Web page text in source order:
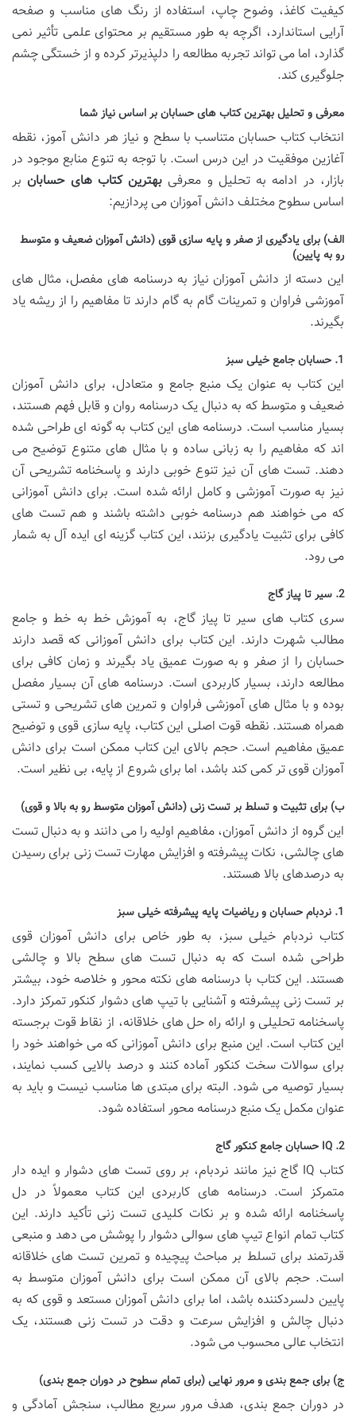
کیفیت کاغذ، وضوح چاپ، استفاده از رنگ های مناسب و صفحه
آرایی استاندارد، اگرچه به طور مستقیم بر محتوای علمی تأثیر نمی
گذارد، اما می تواند تجربه مطالعه را دلپذیرتر کرده و از خستگی چشم
جلوگیری کند.
معرفی و تحلیل بهترین کتاب های حسابان بر اساس نیاز شما
انتخاب کتاب حسابان متناسب با سطح و نیاز هر دانش آموز، نقطه
آغازین موفقیت در این درس است. با توجه به تنوع منابع موجود در
بازار، در ادامه به تحلیل و معرفی بهترین کتاب های حسابان بر
اساس سطوح مختلف دانش آموزان می پردازیم:
الف) برای یادگیری از صفر و پایه سازی قوی (دانش آموزان ضعیف و متوسط
رو به پایین)
این دسته از دانش آموزان نیاز به درسنامه های مفصل، مثال های
آموزشی فراوان و تمرینات گام به گام دارند تا مفاهیم را از ریشه یاد
بگیرند.
1. حسابان جامع خیلی سبز
این کتاب به عنوان یک منبع جامع و متعادل، برای دانش آموزان
ضعیف و متوسط که به دنبال یک درسنامه روان و قابل فهم هستند،
بسیار مناسب است. درسنامه های این کتاب به گونه ای طراحی شده
اند که مفاهیم را به زبانی ساده و با مثال های متنوع توضیح می
دهند. تست های آن نیز تنوع خوبی دارند و پاسخنامه تشریحی آن
نیز به صورت آموزشی و کامل ارائه شده است. برای دانش آموزانی
که می خواهند هم درسنامه خوبی داشته باشند و هم تست های
کافی برای تثبیت یادگیری بزنند، این کتاب گزینه ای ایده آل به شمار
می رود.
2. سیر تا پیاز گاج
سری کتاب های سیر تا پیاز گاج، به آموزش خط به خط و جامع
مطالب شهرت دارند. این کتاب برای دانش آموزانی که قصد دارند
حسابان را از صفر و به صورت عمیق یاد بگیرند و زمان کافی برای
مطالعه دارند، بسیار کاربردی است. درسنامه های آن بسیار مفصل
بوده و با مثال های آموزشی فراوان و تمرین های تشریحی و تستی
همراه هستند. نقطه قوت اصلی این کتاب، پایه سازی قوی و توضیح
عمیق مفاهیم است. حجم بالای این کتاب ممکن است برای دانش
آموزان قوی تر کمی کند باشد، اما برای شروع از پایه، بی نظیر است.
ب) برای تثبیت و تسلط بر تست زنی (دانش آموزان متوسط رو به بالا و قوی)
این گروه از دانش آموزان، مفاهیم اولیه را می دانند و به دنبال تست
های چالشی، نکات پیشرفته و افزایش مهارت تست زنی برای رسیدن
به درصدهای بالا هستند.
1. نردبام حسابان و ریاضیات پایه پیشرفته خیلی سبز
کتاب نردبام خیلی سبز، به طور خاص برای دانش آموزان قوی
طراحی شده است که به دنبال تست های سطح بالا و چالشی
هستند. این کتاب با درسنامه های نکته محور و خلاصه خود، بیشتر
بر تست زنی پیشرفته و آشنایی با تیپ های دشوار کنکور تمرکز دارد.
پاسخنامه تحلیلی و ارائه راه حل های خلاقانه، از نقاط قوت برجسته
این کتاب است. این منبع برای دانش آموزانی که می خواهند خود را
برای سوالات سخت کنکور آماده کنند و درصد بالایی کسب نمایند،
بسیار توصیه می شود. البته برای مبتدی ها مناسب نیست و باید به
عنوان مکمل یک منبع درسنامه محور استفاده شود.
2. IQ حسابان جامع کنکور گاج
کتاب IQ گاج نیز مانند نردبام، بر روی تست های دشوار و ایده دار
متمرکز است. درسنامه های کاربردی این کتاب معمولاً در دل
پاسخنامه ارائه شده و بر نکات کلیدی تست زنی تأکید دارند. این
کتاب تمام انواع تیپ های سوالی دشوار را پوشش می دهد و منبعی
قدرتمند برای تسلط بر مباحث پیچیده و تمرین تست های خلاقانه
است. حجم بالای آن ممکن است برای دانش آموزان متوسط به
پایین دلسردکننده باشد، اما برای دانش آموزان مستعد و قوی که به
دنبال چالش و افزایش سرعت و دقت در تست زنی هستند، یک
انتخاب عالی محسوب می شود.
ج) برای جمع بندی و مرور نهایی (برای تمام سطوح در دوران جمع بندی)
در دوران جمع بندی، هدف مرور سریع مطالب، سنجش آمادگی و